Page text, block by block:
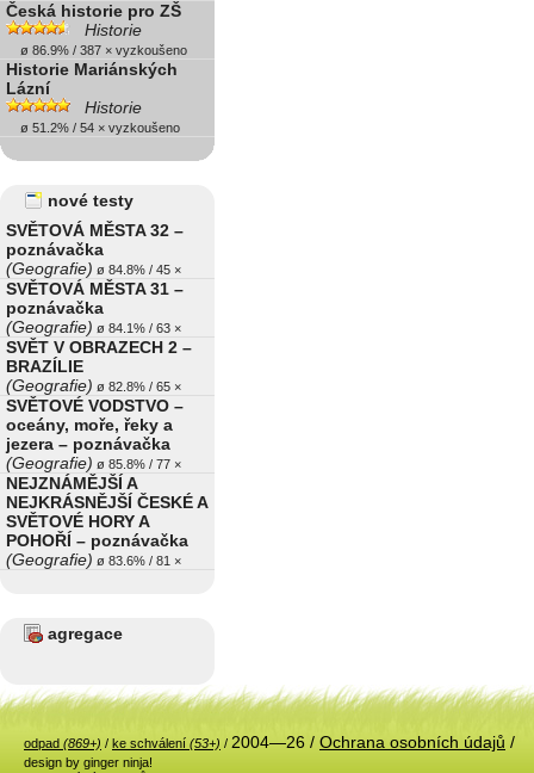
Česká historie pro ZŠ
Historie
ø 86.9% / 387 × vyzkoušeno
Historie Mariánských
Lázní
Historie
ø 51.2% / 54 × vyzkoušeno
nové testy
SVĚTOVÁ MĚSTA 32 –
poznávačka
(Geografie) ø 84.8% / 45 ×
SVĚTOVÁ MĚSTA 31 –
poznávačka
(Geografie) ø 84.1% / 63 ×
SVĚT V OBRAZECH 2 –
BRAZÍLIE
(Geografie) ø 82.8% / 65 ×
SVĚTOVÉ VODSTVO –
oceány, moře, řeky a
jezera – poznávačka
(Geografie) ø 85.8% / 77 ×
NEJZNÁMĚJŠÍ A
NEJKRÁSNĚJŠÍ ČESKÉ A
SVĚTOVÉ HORY A
POHOŘÍ – poznávačka
(Geografie) ø 83.6% / 81 ×
agregace
odpad (869+) / ke schválení (53+) / 2004—26 / Ochrana osobních údajů /
design by ginger ninja!